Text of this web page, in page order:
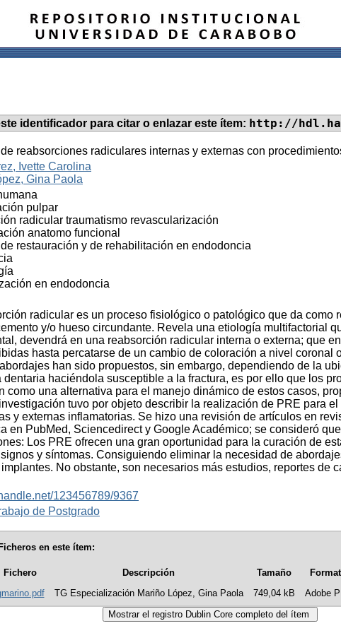
identificador para citar o enlazar este ítem: http://
reabsorciones radiculares internas y externas con
Ivette Carolina
Gina Paola
pulpar
radicular traumatismo revascularización
anatomo funcional
restauración y de rehabilitación en endodoncia
en endodoncia
radicular es un proceso fisiológico o patológico que da
y/o hueso circundante. Revela una etiología multifactorial
devendrá en una reabsorción radicular interna o externa; que
hasta percatarse de un cambio de coloración a nivel coronal
han sido propuestos, sin embargo, dependiendo de la
dentaria haciéndola susceptible a la fractura, es por ello que los
como una alternativa para el manejo dinámico de estos casos,
tuvo por objeto describir la realización de PRE para
y externas inflamatorias. Se hizo una revisión de artículos en
en PubMed, Sciencedirect y Google Académico; se consideró
Los PRE ofrecen una gran oportunidad para la curación de
y síntomas. Consiguiendo eliminar la necesidad de
No obstante, son necesarios más estudios, reportes de
123456789/9367
de Postgrado
Ficheros en este ítem:
Fichero Descripción Tamaño
TG Especialización Mariño López, Gina Paola 749,04 kB Adobe